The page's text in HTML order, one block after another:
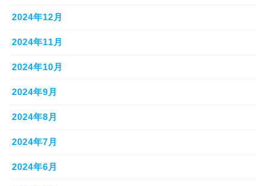
2024年12月
2024年11月
2024年10月
2024年9月
2024年8月
2024年7月
2024年6月